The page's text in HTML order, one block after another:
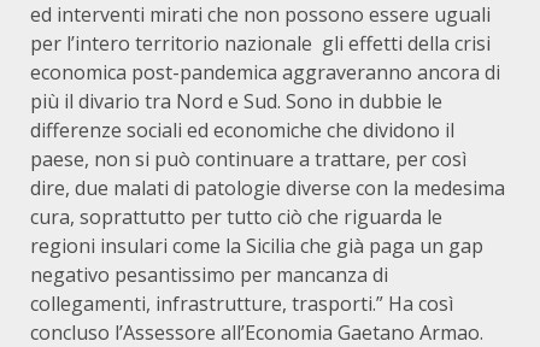
ed interventi mirati che non possono essere uguali
per l’intero territorio nazionale gli effetti della crisi
economica post-pandemica aggraveranno ancora di
più il divario tra Nord e Sud. Sono in dubbie le
differenze sociali ed economiche che dividono il
paese, non si può continuare a trattare, per così
dire, due malati di patologie diverse con la medesima
cura, soprattutto per tutto ciò che riguarda le
regioni insulari come la Sicilia che già paga un gap
negativo pesantissimo per mancanza di
collegamenti, infrastrutture, trasporti.” Ha così
concluso l’Assessore all’Economia Gaetano Armao.